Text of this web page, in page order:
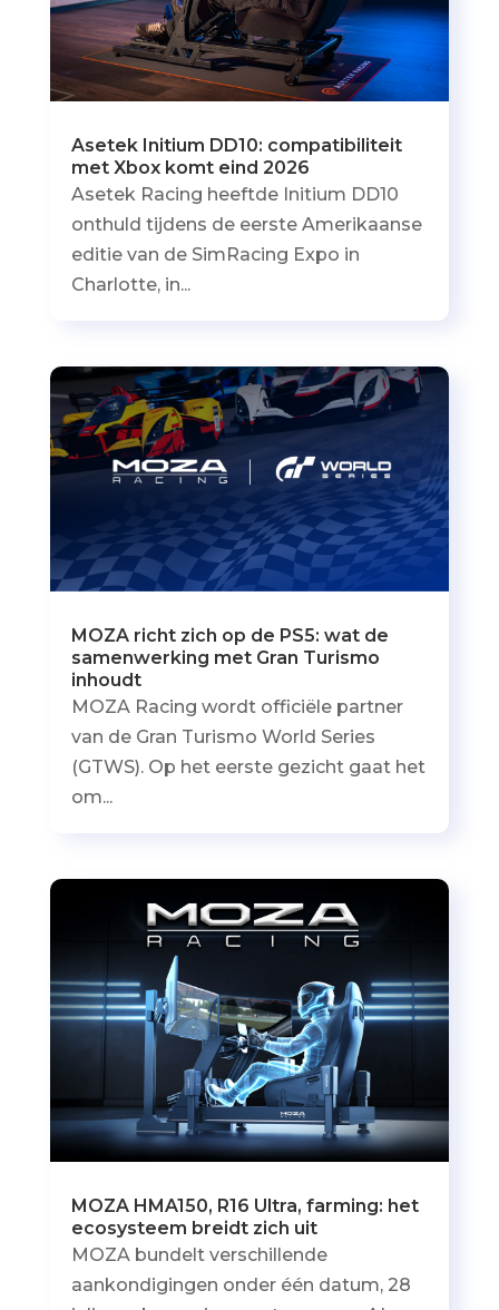
Asetek Initium DD10: compatibiliteit
met Xbox komt eind 2026
Asetek Racing heeftde Initium DD10
onthuld tijdens de eerste Amerikaanse
editie van de SimRacing Expo in
Charlotte, in...
MOZA richt zich op de PS5: wat de
samenwerking met Gran Turismo
inhoudt
MOZA Racing wordt officiële partner
van de Gran Turismo World Series
(GTWS). Op het eerste gezicht gaat het
om...
MOZA HMA150, R16 Ultra, farming: het
ecosysteem breidt zich uit
MOZA bundelt verschillende
aankondigingen onder één datum, 28